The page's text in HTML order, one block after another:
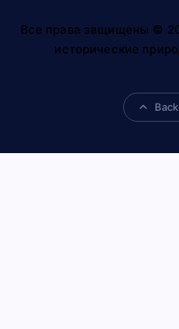
Все права защищены ©
исторические